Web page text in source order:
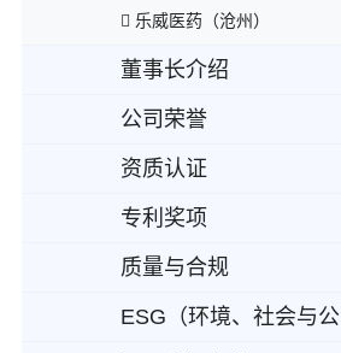
乐威医药（沧州）
董事长介绍
公司荣誉
资质认证
专利奖项
质量与合规
ESG（环境、社会与公